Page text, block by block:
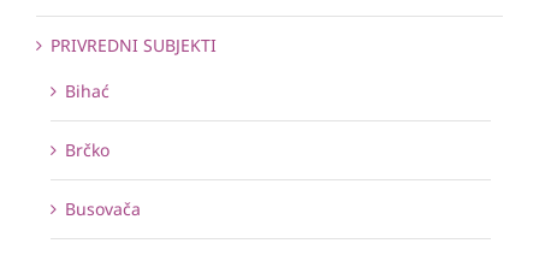
PRIVREDNI SUBJEKTI
Bihać
Brčko
Busovača